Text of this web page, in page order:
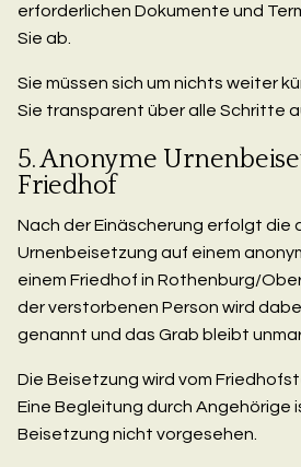
erforderlichen Dokumente und
Sie ab.
Sie müssen sich um nichts weiter
Sie transparent über alle Schritte
5. Anonyme
Friedhof
Nach der Einäscherung erfolgt die
Urnenbeisetzung auf einem
einem Friedhof in Rothenburg/
der verstorbenen Person wird
genannt und das Grab bleibt
Die Beisetzung wird vom
Eine Begleitung durch Angehörige
Beisetzung nicht vorgesehen.